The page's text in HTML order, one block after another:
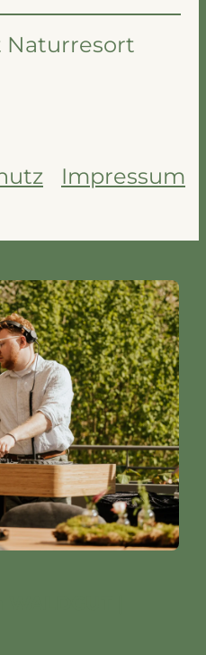
Naturresort
Impressum